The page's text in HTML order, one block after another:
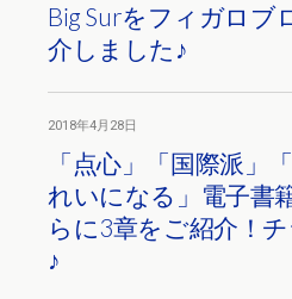
Big Surをフィガロブ
介しました♪
2018年4月28日
「点心」「国際派」
れいになる」電子書
らに3章をご紹介！
♪